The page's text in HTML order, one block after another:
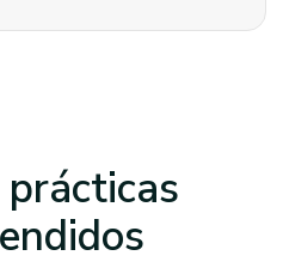
prácticas